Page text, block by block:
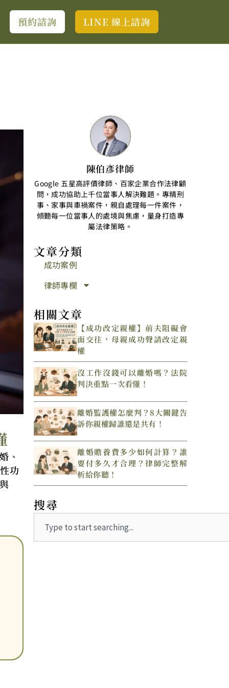
預約諮詢 LINE 線上諮詢
、
功
陳伯彥律師
Google 五星高評價律師、百家企業合作法律顧
問，成功協助上千位當事人解決難題。專精刑
事、家事與車禍案件，親自處理每一件案件，
傾聽每一位當事人的處境與焦慮，量身打造專
屬法律策略。
文章分類
成功案例
律師專欄
相關文章
【成功改定親權】前夫阻礙會
面交往，母親成功聲請改定親
權
沒工作沒錢可以離婚嗎？法院
判決重點一次看懂！
離婚監護權怎麼判？8大關鍵告
訴你親權歸誰還是共有！
離婚贍養費多少如何計算？誰
要付多久才合理？律師完整解
析給你聽！
搜尋